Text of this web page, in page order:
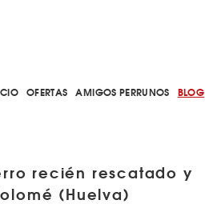
OFERTAS AMIGOS PERRUNOS BLOG
recién rescatado y
(Huelva)